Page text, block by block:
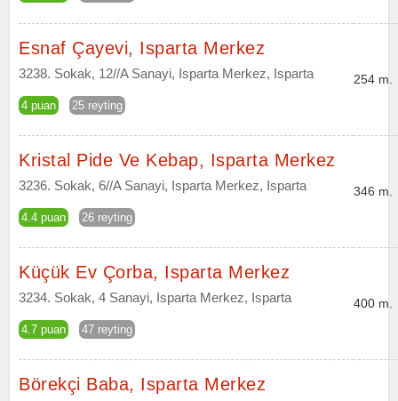
Esnaf Çayevi, Isparta Merkez
3238. Sokak, 12//A Sanayi, Isparta Merkez, Isparta
4 puan 25 reyting
254 m.
Kristal Pide Ve Kebap, Isparta Merkez
3236. Sokak, 6//A Sanayi, Isparta Merkez, Isparta
4.4 puan 26 reyting
346 m.
Küçük Ev Çorba, Isparta Merkez
3234. Sokak, 4 Sanayi, Isparta Merkez, Isparta
4.7 puan 47 reyting
400 m.
Börekçi Baba, Isparta Merkez